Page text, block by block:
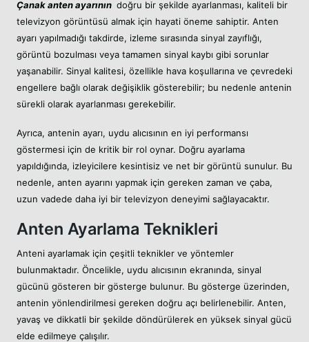
Çanak anten ayarının doğru bir şekilde ayarlanması, kaliteli bir
televizyon görüntüsü almak için hayati öneme sahiptir. Anten
ayarı yapılmadığı takdirde, izleme sırasında sinyal zayıflığı,
görüntü bozulması veya tamamen sinyal kaybı gibi sorunlar
yaşanabilir. Sinyal kalitesi, özellikle hava koşullarına ve çevredeki
engellere bağlı olarak değişiklik gösterebilir; bu nedenle antenin
sürekli olarak ayarlanması gerekebilir.
Ayrıca, antenin ayarı, uydu alıcısının en iyi performansı
göstermesi için de kritik bir rol oynar. Doğru ayarlama
yapıldığında, izleyicilere kesintisiz ve net bir görüntü sunulur. Bu
nedenle, anten ayarını yapmak için gereken zaman ve çaba,
uzun vadede daha iyi bir televizyon deneyimi sağlayacaktır.
Anten Ayarlama Teknikleri
Anteni ayarlamak için çeşitli teknikler ve yöntemler
bulunmaktadır. Öncelikle, uydu alıcısının ekranında, sinyal
gücünü gösteren bir gösterge bulunur. Bu gösterge üzerinden,
antenin yönlendirilmesi gereken doğru açı belirlenebilir. Anten,
yavaş ve dikkatli bir şekilde döndürülerek en yüksek sinyal gücü
elde edilmeye çalışılır.